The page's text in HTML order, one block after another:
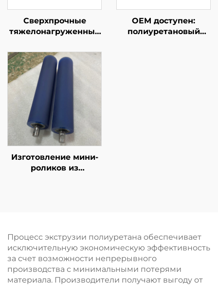
Сверхпрочные
тяжелонагруженные
полиуретановые
колеса, поворотные
колеса для
оборудования и
тележек, услуга
индивидуальной
резки
OEM доступен:
полиуретановый
Изготовление мини-
роликов из
различной твердости
и цветов,
качественный
резиновый ролик
Процесс экструзии полиуретана обеспечивает
исключительную экономическую эффективность
за счет возможности непрерывного
производства с минимальными потерями
материала. Производители получают выгоду от